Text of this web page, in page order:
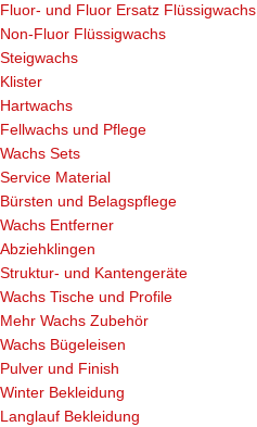
Fluor- und Fluor Ersatz Flüssigwachs
Non-Fluor Flüssigwachs
Steigwachs
Klister
Hartwachs
Fellwachs und Pflege
Wachs Sets
Service Material
Bürsten und Belagspflege
Wachs Entferner
Abziehklingen
Struktur- und Kantengeräte
Wachs Tische und Profile
Mehr Wachs Zubehör
Wachs Bügeleisen
Pulver und Finish
Winter Bekleidung
Langlauf Bekleidung